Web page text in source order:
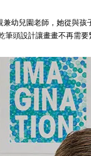
兼幼兒園老師，她從與
頭設計讓畫畫不再需